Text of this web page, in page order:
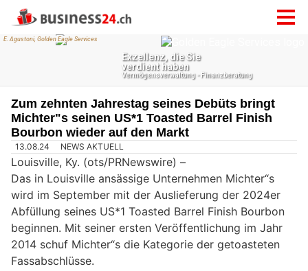
Zum zehnten Jahrestag seines Debüts bringt
Michter"s seinen US*1 Toasted Barrel Finish
Bourbon wieder auf den Markt
13.08.24 NEWS AKTUELL
Louisville, Ky. (ots/PRNewswire) –
Das in Louisville ansässige Unternehmen Michter“s
wird im September mit der Auslieferung der 2024er
Abfüllung seines US*1 Toasted Barrel Finish Bourbon
beginnen. Mit seiner ersten Veröffentlichung im Jahr
2014 schuf Michter“s die Kategorie der getoasteten
Fassabschlüsse.